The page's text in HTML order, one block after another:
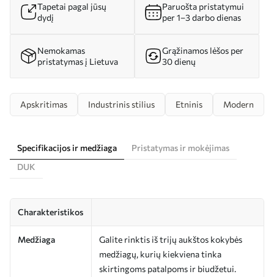
Tapetai pagal jūsų
dydį
Paruošta pristatymui
per 1–3 darbo dienas
Nemokamas
pristatymas į Lietuva
Grąžinamos lėšos per
30 dienų
Apskritimas Industrinis stilius Etninis Modern
Specifikacijos ir medžiaga
Pristatymas ir mokėjimas
DUK
Charakteristikos
Medžiaga
Galite rinktis iš trijų aukštos kokybės
medžiagų, kurių kiekviena tinka
skirtingoms patalpoms ir biudžetui.